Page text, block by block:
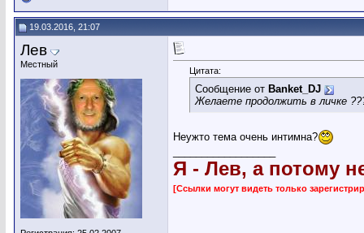
19.03.2016, 21:07
Лев
Местный
Цитата:
Сообщение от Banket_DJ
Желаете продолжить в личке
Неужто тема очень интимна?
Я - Лев, а потому
[Ссылки могут видеть только